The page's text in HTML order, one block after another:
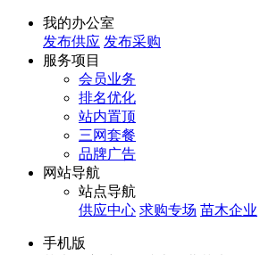
我的办公室
发布供应 发布采购
服务项目
会员业务
排名优化
站内置顶
三网套餐
品牌广告
网站导航
站点导航
供应中心 求购专场 苗木企业
手机版